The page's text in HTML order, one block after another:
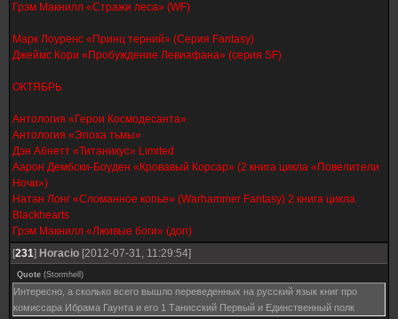
Грэм Макнилл «Стражи леса» (WF)
Марк Лоуренс «Принц терний» (Серия Fantasy)
Джеймс Кори «Пробуждение Левиафана» (серия SF)
ОКТЯБРЬ
Антология «Герои Космодесанта»
Антология «Эпоха тьмы»
Дэн Абнетт «Титаникус» Limited
Аарон Дембски-Боуден «Кровавый Корсар» (2 книга цикла «Повелители
Ночи»)
Натан Лонг «Сломанное копье» (Warhammer Fantasy) 2 книга цикла
Blackhearts
Грэм Макнилл «Лживые боги» (доп)
[231] Horacio [2012-07-31, 11:29:54]
Quote (Stormhell )
Интересно, а сколько всего вышло переведенных на русский язык книг про
комиссара Ибрама Гаунта и его 1 Танисский Первый и Единственный полк